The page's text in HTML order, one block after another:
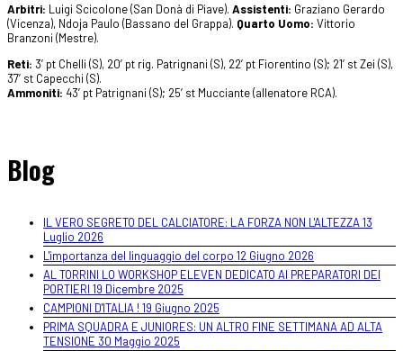
Arbitri: Luigi Scicolone (San Donà di Piave). Assistenti: Graziano Gerardo
(Vicenza), Ndoja Paulo (Bassano del Grappa). Quarto Uomo: Vittorio
Branzoni (Mestre).
Reti: 3’ pt Chelli (S), 20’ pt rig. Patrignani (S), 22’ pt Fiorentino (S); 21’ st Zei (S),
37’ st Capecchi (S).
Ammoniti: 43’ pt Patrignani (S); 25’ st Mucciante (allenatore RCA).
Blog
IL VERO SEGRETO DEL CALCIATORE: LA FORZA NON L'ALTEZZA 13
Luglio 2026
L'importanza del linguaggio del corpo 12 Giugno 2026
AL TORRINI LO WORKSHOP ELEVEN DEDICATO AI PREPARATORI DEI
PORTIERI 19 Dicembre 2025
CAMPIONI D'ITALIA ! 19 Giugno 2025
PRIMA SQUADRA E JUNIORES: UN ALTRO FINE SETTIMANA AD ALTA
TENSIONE 30 Maggio 2025